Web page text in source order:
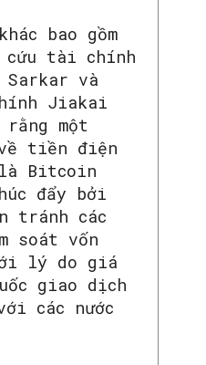
bao gồm
cứu tài chính
Sarkar và
Jiakai
một
về tiền điện
Bitcoin
đẩy bởi
tránh các
soát vốn
lý do giá
giao dịch
các nước